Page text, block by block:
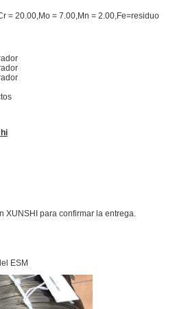
= 20.00,Mo = 7.00,Mn = 2.00,Fe=residuo
XUNSHI para confirmar la entrega.
ESM